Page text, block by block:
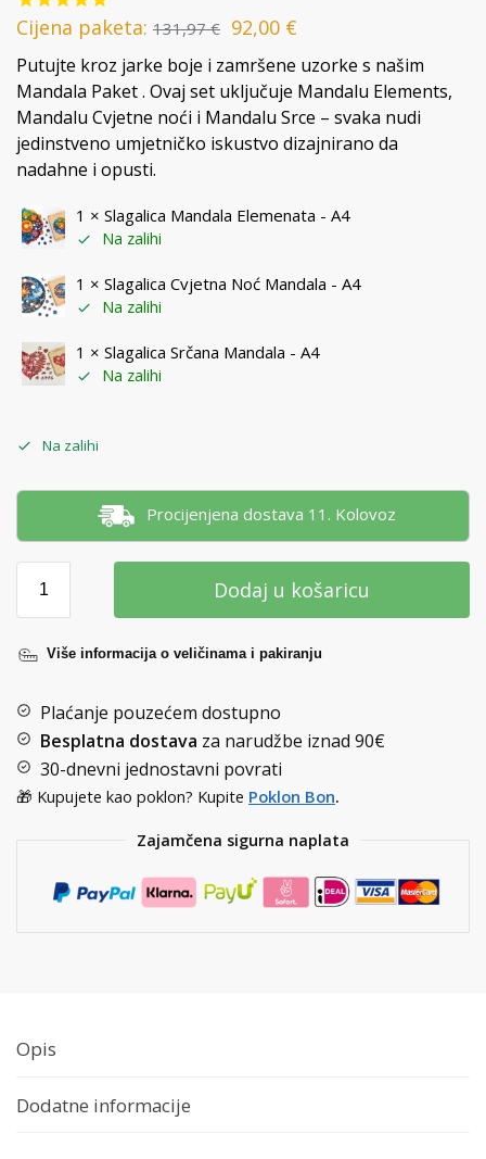
Cijena paketa: 131,97€ 92,00 €
Putujte kroz jarke boje i zamršene uzorke s našim
Mandala Paket . Ovaj set uključuje Mandalu Elements,
Mandalu Cvjetne noći i Mandalu Srce – svaka nudi
jedinstveno umjetničko iskustvo dizajnirano da
nadahne i opusti.
1 × Slagalica Mandala Elemenata - A4
Na zalihi
1 × Slagalica Cvjetna Noć Mandala - A4
Na zalihi
1 × Slagalica Srčana Mandala - A4
Na zalihi
Na zalihi
Procijenjena dostava 11. Kolovoz
Dodaj u košaricu
Više informacija o veličinama i pakiranju
Plaćanje pouzećem dostupno
Besplatna dostava za narudžbe iznad 90€
30-dnevni jednostavni povrati
🎁 Kupujete kao poklon? Kupite Poklon Bon.
Zajamčena sigurna naplata
Opis
Dodatne informacije